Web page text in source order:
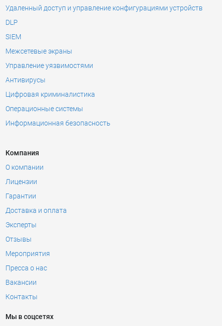
Удаленный доступ и управление конфигурациями устройств
DLP
SIEM
Межсетевые экраны
Управление уязвимостями
Антивирусы
Цифровая криминалистика
Операционные системы
Информационная безопасность
Компания
О компании
Лицензии
Гарантии
Доставка и оплата
Эксперты
Отзывы
Мероприятия
Пресса о нас
Вакансии
Контакты
Мы в соцсетях